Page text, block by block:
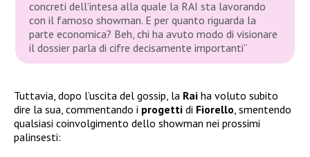
concreti dell’intesa alla quale la RAI sta lavorando
con il famoso showman. E per quanto riguarda la
parte economica? Beh, chi ha avuto modo di visionare
il dossier parla di cifre decisamente importanti”
Tuttavia, dopo l’uscita del gossip, la Rai ha voluto subito
dire la sua, commentando i progetti di Fiorello, smentendo
qualsiasi coinvolgimento dello showman nei prossimi
palinsesti: